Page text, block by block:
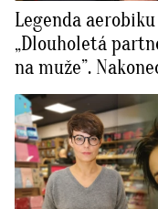
Legenda
„Dlouholetá
na muže”.